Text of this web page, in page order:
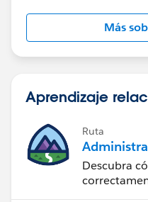
Más
Aprendizaje
Ruta
Descubra